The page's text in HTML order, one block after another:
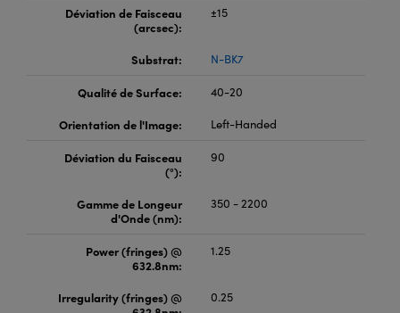
Gratings™
Optiques de SCHOTT
Déviation de Faisceau
(arcsec):
±15
Substrat: N-BK7
Qualité de Surface:
40-20
Orientation de l'Image:
Left-Handed
Déviation du Faisceau
(°):
90
Gamme de Longeur
d'Onde (nm):
350 - 2200
Power (fringes) @
632.8nm:
1.25
Irregularity (fringes) @
0.25